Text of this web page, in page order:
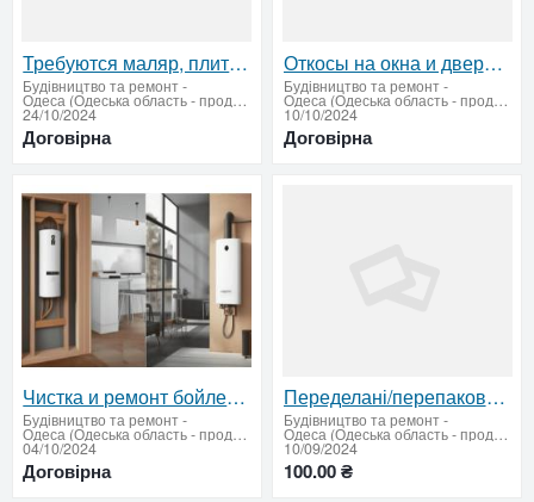
Требуются маляр, плиточник и разнорабочий на стройку в районе Таирова
Будівництво та ремонт-
Одеса (Одеська область - продати купити)
24/10/2024
Договірна
Откосы на окна и двери в Одессе – Профессиональные услуги
Будівництво та ремонт-
Одеса (Одеська область - продати купити)
10/10/2024
Договірна
Чистка и ремонт бойлеров в п. Котовского
Будівництво та ремонт-
Одеса (Одеська область - продати купити)
04/10/2024
Договірна
Переделані/перепакованные автоматы
Будівництво та ремонт-
Одеса (Одеська область - продати купити)
10/09/2024
100.00 ₴